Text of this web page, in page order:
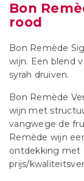
Bon
rood
Bon Remède
wijn. Een blend
syrah druiven.
Bon Remède
wijn met
vangwege de
Remède wijn
ontdekking met
prijs/